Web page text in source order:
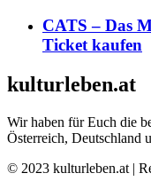
CATS – Das
Ticket kaufen
kulturleben.at
Wir haben für Euch die
Österreich, Deutschland
© 2023 kulturleben.at |